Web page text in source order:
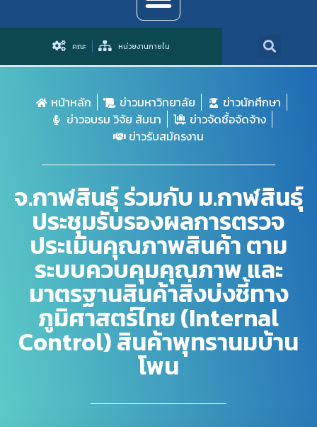
คณะ หน่วยงานภายใน
หน้าหลัก ข่าวมหาวิทยาลัย
ข่าวนักศึกษา
ข่าวอบรม วิจัย สัมนา
ข่าวจัดซื้อจัดจ้าง
ข่าวรับสมัครงาน
จ.กาฬสินธุ์ ร่วมกับ ม.กาฬสินธุ์
ประชุมรับรองผลการตรวจ
ประเมินคุณภาพสินค้า ตาม
ระบบควบคุมคุณภาพ และ
มาตรฐานสินค้าสิ่งบ่งชี้ทาง
ภูมิศาสตร์ไทย (Internal
Control) สินค้าพุทรานมบ้าน
โพน